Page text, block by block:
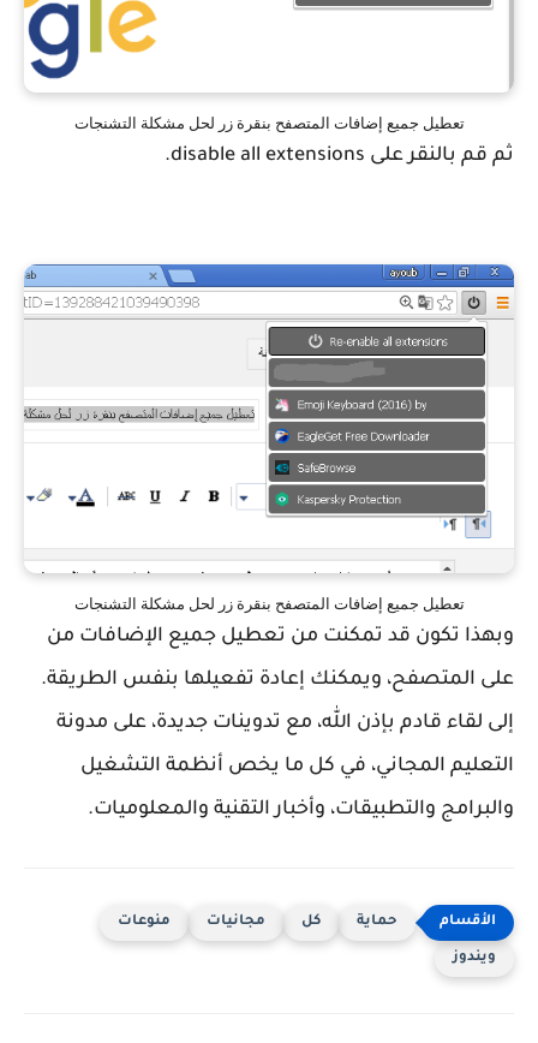
تعطيل جميع إضافات المتصفح بنقرة زر لحل مشكلة التشنجات
ثم قم بالنقر على disable all extensions.
تعطيل جميع إضافات المتصفح بنقرة زر لحل مشكلة التشنجات
وبهذا تكون قد تمكنت من تعطيل جميع الإضافات من
على المتصفح، ويمكنك إعادة تفعيلها بنفس الطريقة.
إلى لقاء قادم بإذن الله، مع تدوينات جديدة، على مدونة
التعليم المجاني، في كل ما يخص أنظمة التشغيل
والبرامج والتطبيقات، وأخبار التقنية والمعلوميات.
حماية كل مجانيات منوعات
ويندوز